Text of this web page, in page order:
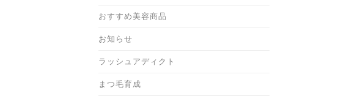
おすすめ美容商品
お知らせ
ラッシュアディクト
まつ毛育成